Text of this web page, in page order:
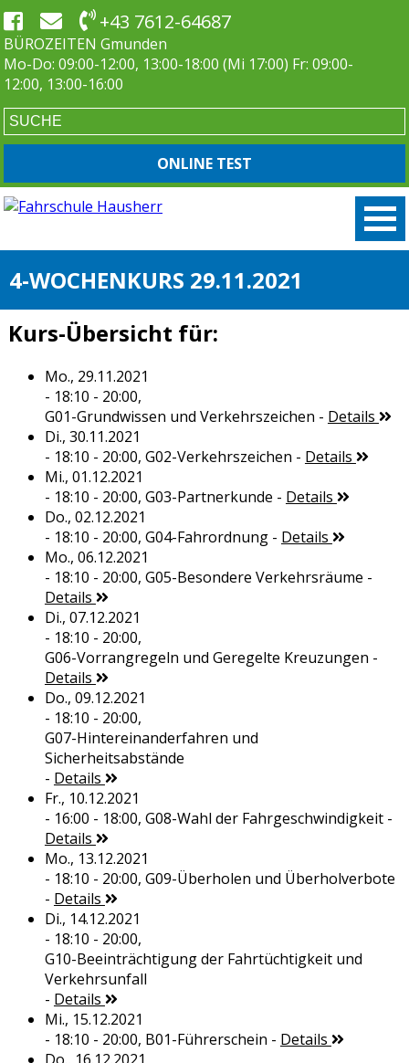
+43 7612-64687
BÜROZEITEN Gmunden
Mo-Do: 09:00-12:00, 13:00-18:00 (Mi 17:00) Fr: 09:00-
12:00, 13:00-16:00
ONLINE TEST
4-WOCHENKURS 29.11.2021
Kurs-Übersicht für:
Mo., 29.11.2021
- 18:10 - 20:00,
G01-Grundwissen und Verkehrszeichen - Details
Di., 30.11.2021
- 18:10 - 20:00, G02-Verkehrszeichen - Details
Mi., 01.12.2021
- 18:10 - 20:00, G03-Partnerkunde - Details
Do., 02.12.2021
- 18:10 - 20:00, G04-Fahrordnung- Details
Mo., 06.12.2021
- 18:10 - 20:00, G05-Besondere Verkehrsräume -
Details
Di., 07.12.2021
- 18:10 - 20:00,
G06-Vorrangregeln und Geregelte Kreuzungen -
Details
Do., 09.12.2021
- 18:10 - 20:00,
G07-Hintereinanderfahren und
Sicherheitsabstände
- Details
Fr., 10.12.2021
- 16:00 - 18:00, G08-Wahl der Fahrgeschwindigkeit-
Details
Mo., 13.12.2021
- 18:10 - 20:00, G09-Überholen und Überholverbote
- Details
Di., 14.12.2021
- 18:10 - 20:00,
G10-Beeinträchtigung der Fahrtüchtigkeit und
Verkehrsunfall
- Details
Mi., 15.12.2021
- 18:10 - 20:00, B01-Führerschein - Details